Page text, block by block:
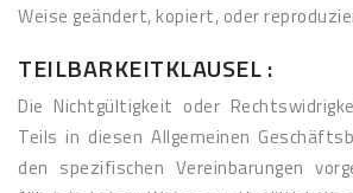
Weise geändert, kopiert, oder
TEILBARKEITKLAUSEL :
Die Nichtgültigkeit oder
Teils in diesen Allgemeinen
den spezifischen Vereinbarungen